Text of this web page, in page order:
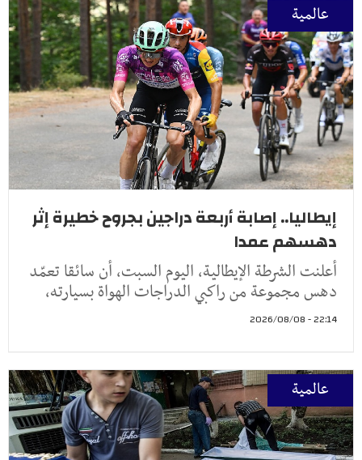
عالمية
إيطاليا.. إصابة أربعة دراجين بجروح خطيرة إثر
دهسهم عمدا
أعلنت الشرطة الإيطالية، اليوم السبت، أن سائقا تعمّد
دهس مجموعة من راكبي الدراجات الهواة بسيارته،
22:14 - 2026/08/08
عالمية